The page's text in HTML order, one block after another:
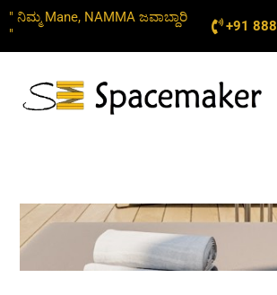
Skip
to
content
" ನಿಮ್ಮ Mane, NAMMA ಜವಾಬ್ದಾರಿ
"
+91